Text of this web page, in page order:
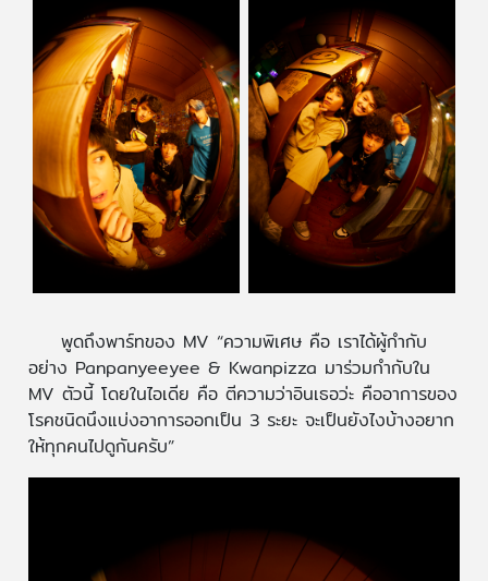
พูดถึงพาร์ทของ MV “ความพิเศษ คือ เราได้ผู้กำกับ
อย่าง Panpanyeeyee & Kwanpizza มาร่วมกำกับใน
MV ตัวนี้ โดยในไอเดีย คือ ตีความว่าอินเธอว่ะ คืออาการของ
โรคชนิดนึงแบ่งอาการออกเป็น 3 ระยะ จะเป็นยังไงบ้างอยาก
ให้ทุกคนไปดูกันครับ”